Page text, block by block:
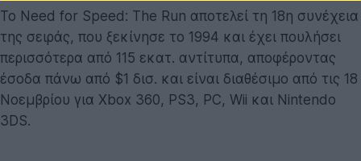
Το Need for Speed: The Run αποτελεί τη 18η συνέχεια
της σειράς, που ξεκίνησε το 1994 και έχει πουλήσει
περισσότερα από 115 εκατ. αντίτυπα, αποφέροντας
έσοδα πάνω από $1 δισ. και είναι διαθέσιμο από τις 18
Νοεμβρίου για Xbox 360, PS3, PC, Wii και Nintendo
3DS.